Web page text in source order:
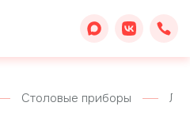
Столовые приборы